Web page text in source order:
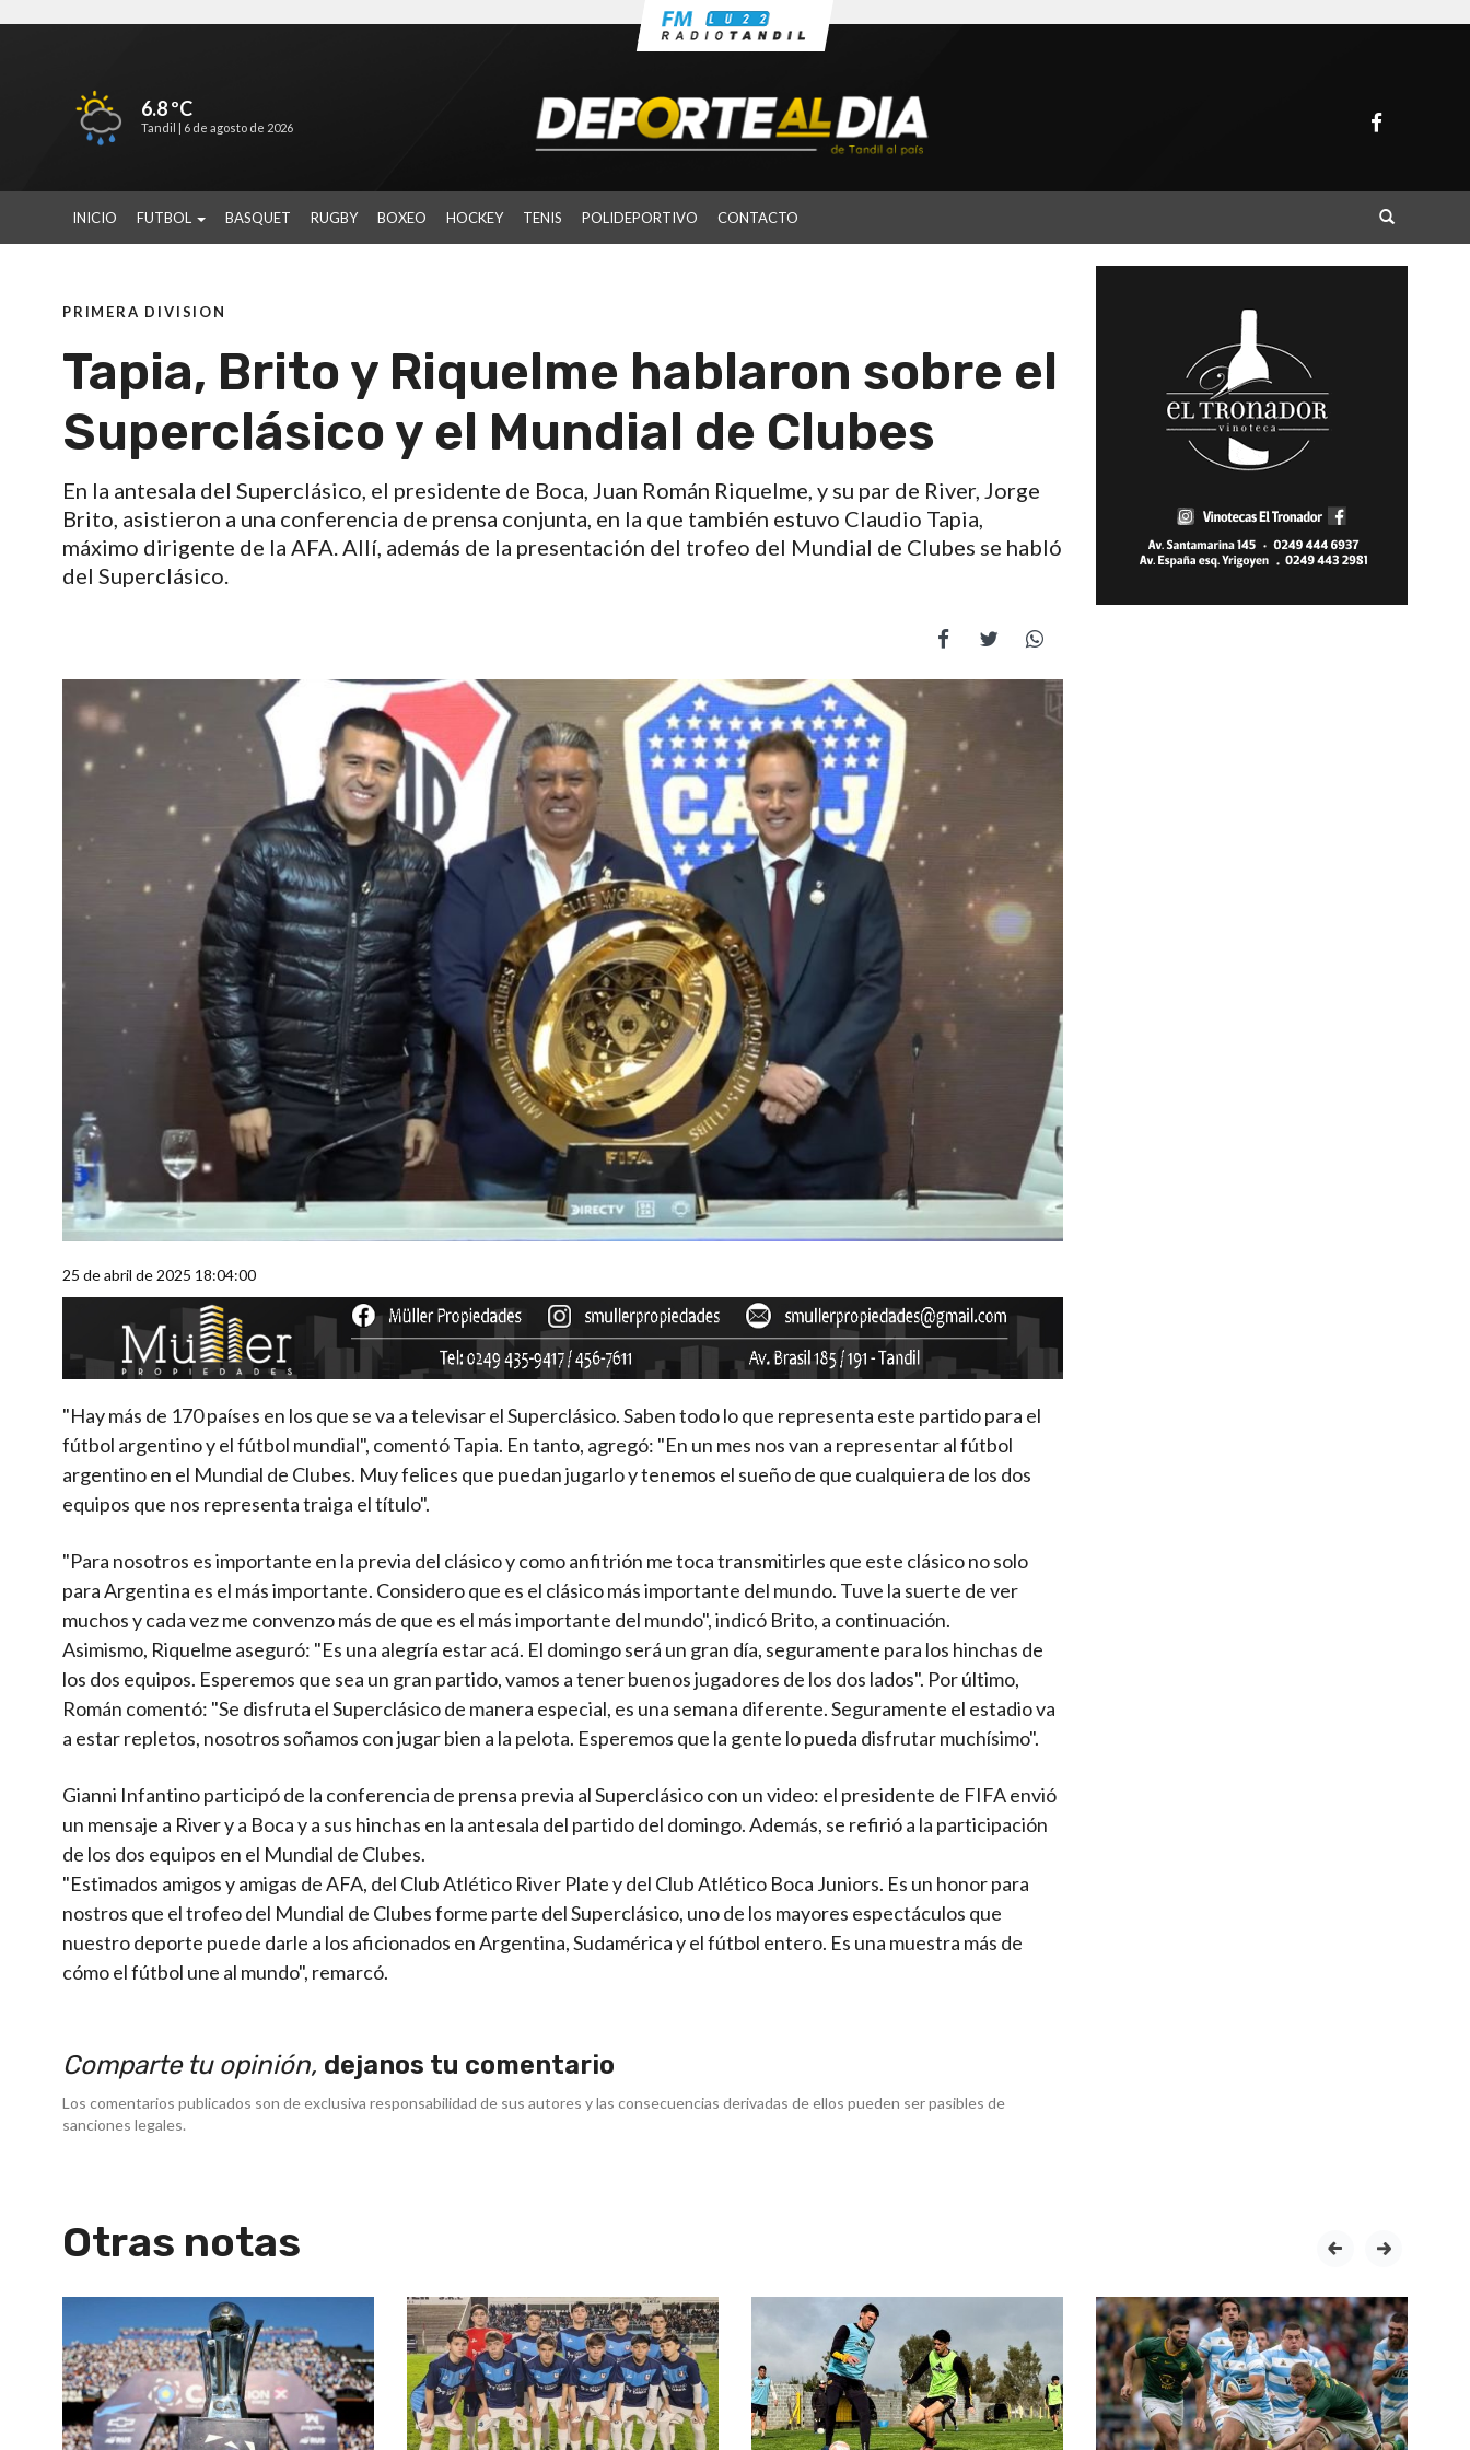
6.8 ºC
Tandil | 6 de agosto de 2026
INICIO FUTBOL BASQUET RUGBY BOXEO HOCKEY TENIS POLIDEPORTIVO CONTACTO
PRIMERA DIVISION
Tapia, Brito y Riquelme hablaron sobre el
Superclásico y el Mundial de Clubes
En la antesala del Superclásico, el presidente de Boca, Juan Román Riquelme, y su par de River, Jorge
Brito, asistieron a una conferencia de prensa conjunta, en la que también estuvo Claudio Tapia,
máximo dirigente de la AFA. Allí, además de la presentación del trofeo del Mundial de Clubes se habló
del Superclásico.
25 de abril de 2025 18:04:00
"Hay más de 170 países en los que se va a televisar el Superclásico. Saben todo lo que representa este partido para el
fútbol argentino y el fútbol mundial", comentó Tapia. En tanto, agregó: "En un mes nos van a representar al fútbol
argentino en el Mundial de Clubes. Muy felices que puedan jugarlo y tenemos el sueño de que cualquiera de los dos
equipos que nos representa traiga el título".
"Para nosotros es importante en la previa del clásico y como anfitrión me toca transmitirles que este clásico no solo
para Argentina es el más importante. Considero que es el clásico más importante del mundo. Tuve la suerte de ver
muchos y cada vez me convenzo más de que es el más importante del mundo", indicó Brito, a continuación.
Asimismo, Riquelme aseguró: "Es una alegría estar acá. El domingo será un gran día, seguramente para los hinchas de
los dos equipos. Esperemos que sea un gran partido, vamos a tener buenos jugadores de los dos lados". Por último,
Román comentó: "Se disfruta el Superclásico de manera especial, es una semana diferente. Seguramente el estadio va
a estar repletos, nosotros soñamos con jugar bien a la pelota. Esperemos que la gente lo pueda disfrutar muchísimo".
Gianni Infantino participó de la conferencia de prensa previa al Superclásico con un video: el presidente de FIFA envió
un mensaje a River y a Boca y a sus hinchas en la antesala del partido del domingo. Además, se refirió a la participación
de los dos equipos en el Mundial de Clubes.
"Estimados amigos y amigas de AFA, del Club Atlético River Plate y del Club Atlético Boca Juniors. Es un honor para
nostros que el trofeo del Mundial de Clubes forme parte del Superclásico, uno de los mayores espectáculos que
nuestro deporte puede darle a los aficionados en Argentina, Sudamérica y el fútbol entero. Es una muestra más de
cómo el fútbol une al mundo", remarcó.
Comparte tu opinión, dejanos tu comentario
Los comentarios publicados son de exclusiva responsabilidad de sus autores y las consecuencias derivadas de ellos pueden ser pasibles de
sanciones legales.
Otras notas prev next